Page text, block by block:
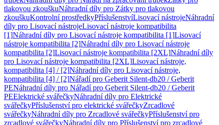
tlakovou zkouškuNáhradní díly pro Zátky pro tlakovou
zkouškuKontrolní prostředkyPříslušenstvíLisovací nástrojeNáhradní
díly pro Lisovací nástrojeLisovací nástroje kompatibilita
[1]Náhradní díly pro Lisovací nástroje kompatibilita [1]Lisovací
nástroje kompatibilita [2]Náhradní díly pro Lisovací nástroje
kompatibilita [2]Lisovací nástroje kompatibilita [2XL]Náhradní díly
pro Lisovací nástroje kompatibilita [2XL]Lisovací nástroje,
kompatibilita [4] / [2]Náhradní díly pro Lisovací nástroje,
kompatibilita [4] / [2]Nářadí pro Geberit Silent-db20 / Geberit
PENáhradní díly pro Nářadí pro Geberit Silent-db20 / Geberit
PEElektrické svářečkyNáhradní díly pro Elektrické
svářečkyPříslušenství pro elektrické svářečkyZrcadlové
svářečkyNáhradní díly pro Zrcadlové svářečkyPříslušenství pro
zrcadlové svářečkyNáhradní díly pro Příslušenství pro zrcadlové